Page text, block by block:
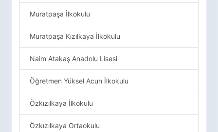
Muratpaşa İlkokulu
Muratpaşa Kızılkaya İlkokulu
Naim Atakaş Anadolu Lisesi
Öğretmen Yüksel Acun İlkokulu
Özkızılkaya İlkokulu
Özkızılkaya Ortaokulu